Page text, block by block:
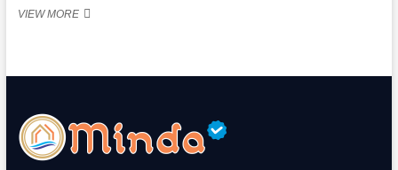
VIEW MOREMAKANAN
DI